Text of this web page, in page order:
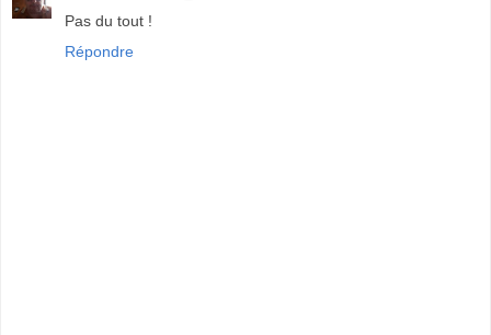
Pas du tout !
Répondre